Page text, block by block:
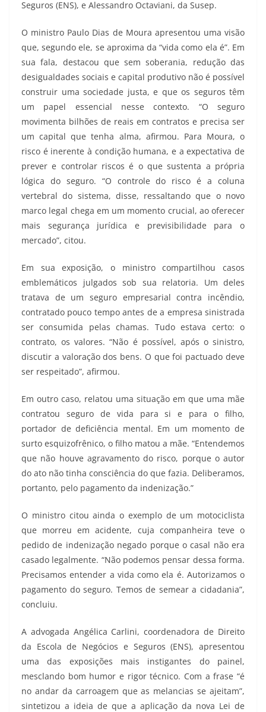
Seguros (ENS), e Alessandro Octaviani, da Susep.
O ministro Paulo Dias de Moura apresentou uma visão
que, segundo ele, se aproxima da “vida como ela é”. Em
sua fala, destacou que sem soberania, redução das
desigualdades sociais e capital produtivo não é possível
construir uma sociedade justa, e que os seguros têm
um papel essencial nesse contexto. “O seguro
movimenta bilhões de reais em contratos e precisa ser
um capital que tenha alma, afirmou. Para Moura, o
risco é inerente à condição humana, e a expectativa de
prever e controlar riscos é o que sustenta a própria
lógica do seguro. “O controle do risco é a coluna
vertebral do sistema, disse, ressaltando que o novo
marco legal chega em um momento crucial, ao oferecer
mais segurança jurídica e previsibilidade para o
mercado”, citou.
Em sua exposição, o ministro compartilhou casos
emblemáticos julgados sob sua relatoria. Um deles
tratava de um seguro empresarial contra incêndio,
contratado pouco tempo antes de a empresa sinistrada
ser consumida pelas chamas. Tudo estava certo: o
contrato, os valores. “Não é possível, após o sinistro,
discutir a valoração dos bens. O que foi pactuado deve
ser respeitado”, afirmou.
Em outro caso, relatou uma situação em que uma mãe
contratou seguro de vida para si e para o filho,
portador de deficiência mental. Em um momento de
surto esquizofrênico, o filho matou a mãe. “Entendemos
que não houve agravamento do risco, porque o autor
do ato não tinha consciência do que fazia. Deliberamos,
portanto, pelo pagamento da indenização.”
O ministro citou ainda o exemplo de um motociclista
que morreu em acidente, cuja companheira teve o
pedido de indenização negado porque o casal não era
casado legalmente. “Não podemos pensar dessa forma.
Precisamos entender a vida como ela é. Autorizamos o
pagamento do seguro. Temos de semear a cidadania”,
concluiu.
A advogada Angélica Carlini, coordenadora de Direito
da Escola de Negócios e Seguros (ENS), apresentou
uma das exposições mais instigantes do painel,
mesclando bom humor e rigor técnico. Com a frase “é
no andar da carroagem que as melancias se ajeitam”,
sintetizou a ideia de que a aplicação da nova Lei de